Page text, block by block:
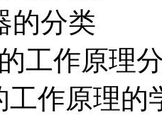
的分类
工作原理
工作原理的